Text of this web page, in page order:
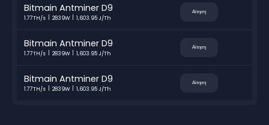
Bitmain Antminer D9
1.77TH/s 2839W 1,603.95 J/Th
Αίτηση
Bitmain Antminer D9
1.77TH/s 2839W 1,603.95 J/Th
Αίτηση
Bitmain Antminer D9
1.77TH/s 2839W 1,603.95 J/Th
Αίτηση